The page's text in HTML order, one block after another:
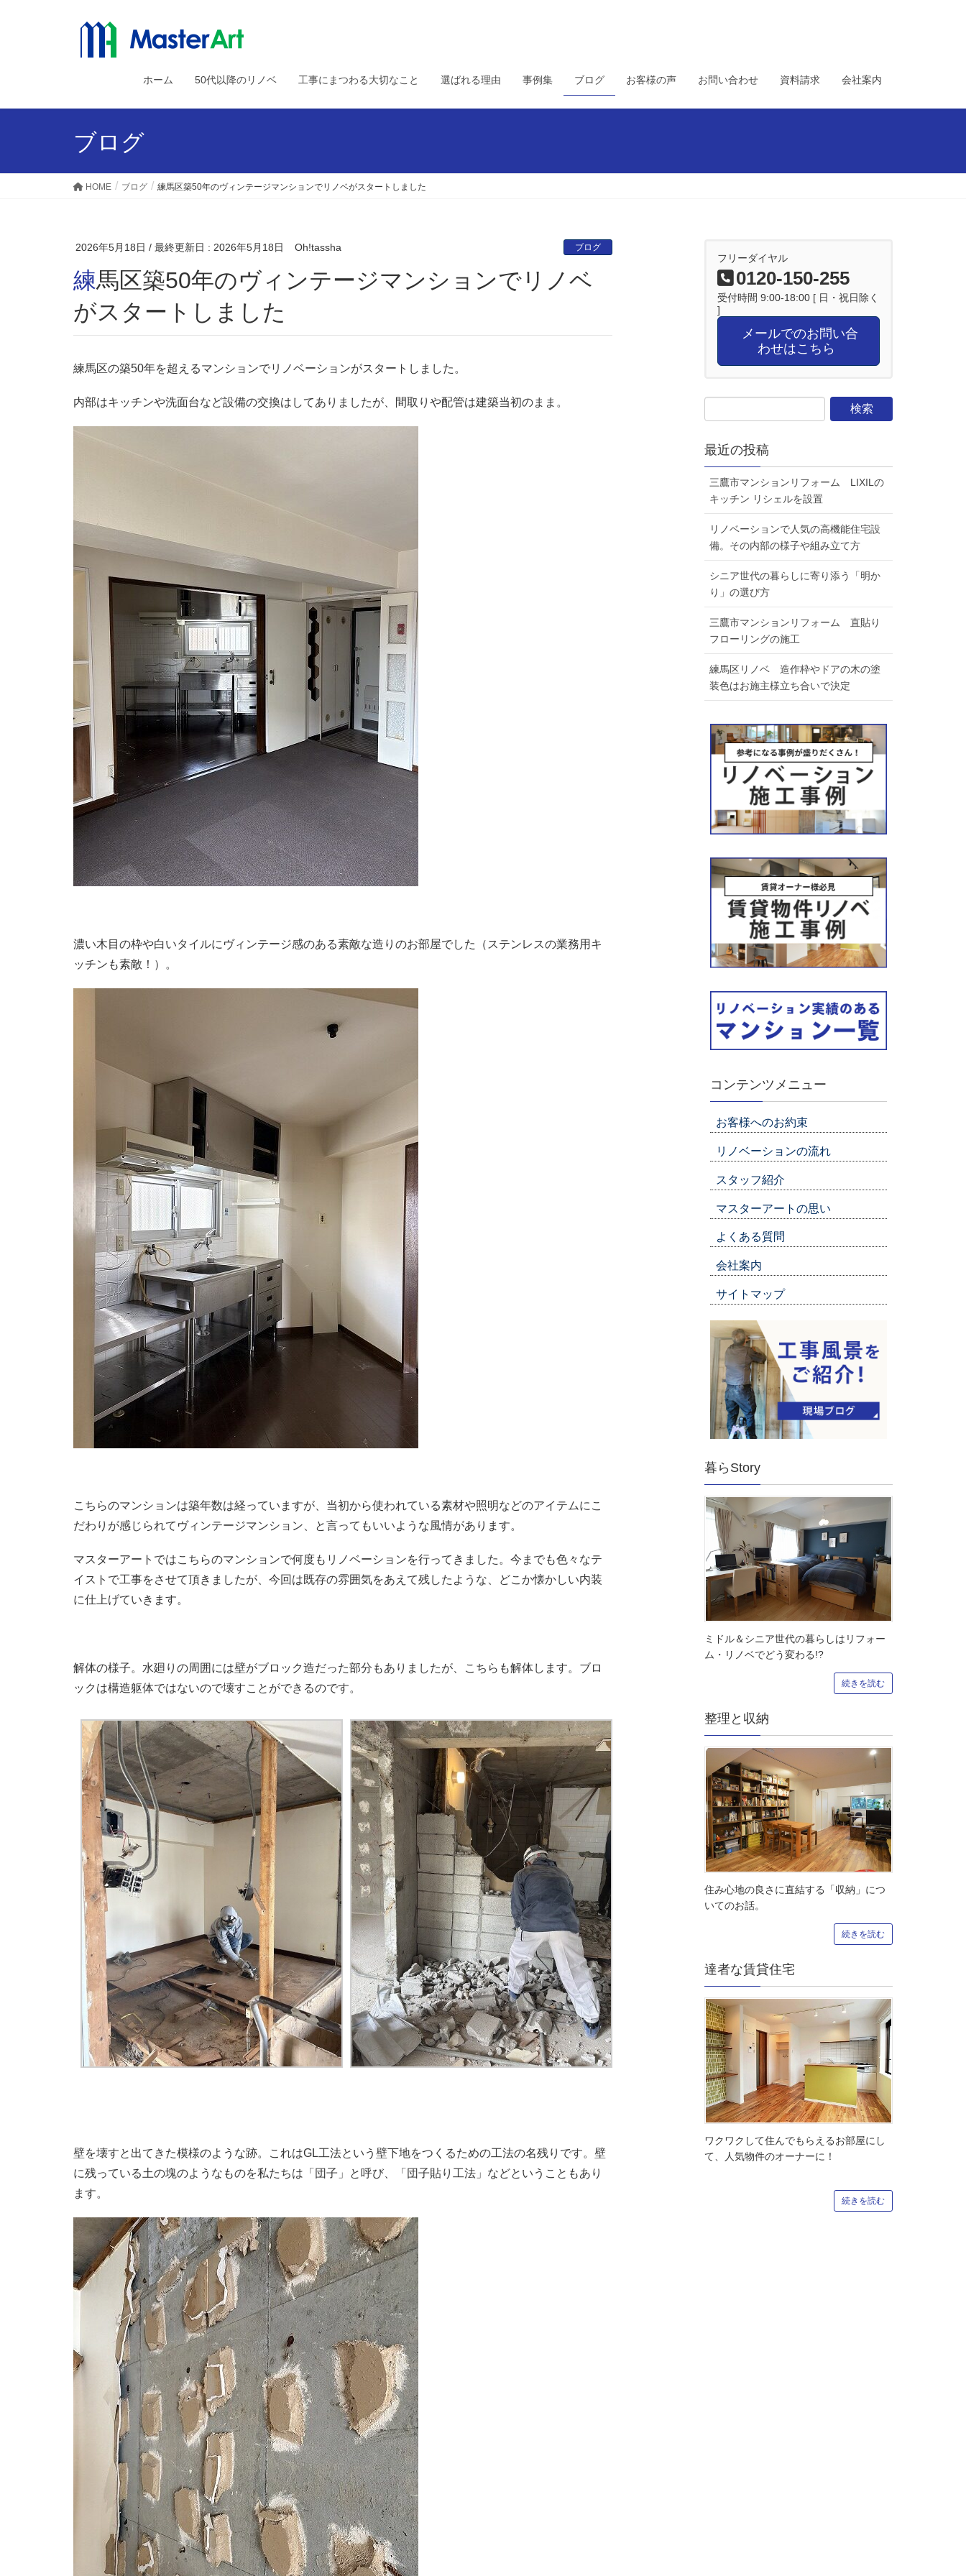
ホーム 50代以降のリノベ 工事にまつわる大切なこと 選ばれる理由 事例集 ブログ お客様の声 お問い合わせ 資料請求 会社案内
ブログ
HOME ブログ 練馬区築50年のヴィンテージマンションでリノベがスタートしました
2026年5月18日 / 最終更新日 : 2026年5月18日 Oh!tassha ブログ
練馬区築50年のヴィンテージマンションでリノベ
がスタートしました
練馬区の築50年を超えるマンションでリノベーションがスタートしました。
内部はキッチンや洗面台など設備の交換はしてありましたが、間取りや配管は建築当初のまま。
濃い木目の枠や白いタイルにヴィンテージ感のある素敵な造りのお部屋でした（ステンレスの業務用キ
ッチンも素敵！）。
こちらのマンションは築年数は経っていますが、当初から使われている素材や照明などのアイテムにこ
だわりが感じられてヴィンテージマンション、と言ってもいいような風情があります。
マスターアートではこちらのマンションで何度もリノベーションを行ってきました。今までも色々なテ
イストで工事をさせて頂きましたが、今回は既存の雰囲気をあえて残したような、どこか懐かしい内装
に仕上げていきます。
解体の様子。水廻りの周囲には壁がブロック造だった部分もありましたが、こちらも解体します。ブロ
ックは構造躯体ではないので壊すことができるのです。
壁を壊すと出てきた模様のような跡。これはGL工法という壁下地をつくるための工法の名残りです。壁
に残っている土の塊のようなものを私たちは「団子」と呼び、「団子貼り工法」などということもあり
ます。
フリーダイヤル
0120-150-255
受付時間 9:00-18:00 [ 日・祝日除く
]
メールでのお問い合
わせはこちら
最近の投稿
三鷹市マンションリフォーム LIXILの
キッチン リシェルを設置
リノベーションで人気の高機能住宅設
備。その内部の様子や組み立て方
シニア世代の暮らしに寄り添う「明か
り」の選び方
三鷹市マンションリフォーム 直貼り
フローリングの施工
練馬区リノベ 造作枠やドアの木の塗
装色はお施主様立ち合いで決定
コンテンツメニュー
お客様へのお約束
リノベーションの流れ
スタッフ紹介
マスターアートの思い
よくある質問
会社案内
サイトマップ
暮らStory
ミドル＆シニア世代の暮らしはリフォー
ム・リノベでどう変わる!?
続きを読む
整理と収納
住み心地の良さに直結する「収納」につ
いてのお話。
続きを読む
達者な賃貸住宅
ワクワクして住んでもらえるお部屋にし
て、人気物件のオーナーに！
続きを読む